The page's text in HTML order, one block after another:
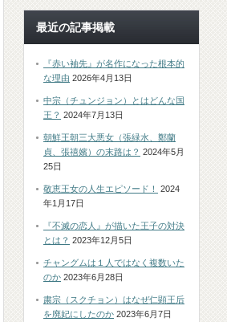
最近の記事掲載
『赤い袖先』が名作になった根本的
な理由 2026年4月13日
中宗（チュンジョン）とはどんな国
王？ 2024年7月13日
朝鮮王朝三大悪女（張緑水、鄭蘭
貞、張禧嬪）の末路は？ 2024年5月
25日
敬恵王女の人生エピソード！
2024
年1月17日
『不滅の恋人』が描いた王子の対決
とは？ 2023年12月5日
チャングムは１人ではなく複数いた
のか 2023年6月28日
粛宗（スクチョン）はなぜ仁顕王后
を廃妃にしたのか 2023年6月7日